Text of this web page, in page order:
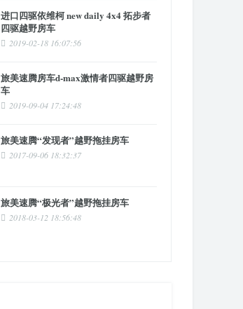
进口四驱依维柯 new daily 4x4 拓步者
四驱越野房车
2019-02-18 16:07:56
旅美速腾房车d-max激情者四驱越野房
车
2019-09-04 17:24:48
旅美速腾“发现者”越野拖挂房车
2017-09-06 18:32:37
旅美速腾“极光者”越野拖挂房车
2018-03-12 18:56:48